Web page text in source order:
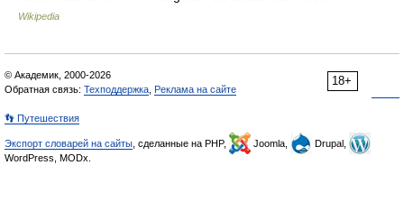
Wikipedia
18+
© Академик, 2000-2026
Обратная связь: Техподдержка Реклама на сайте
👣 Путешествия
Экспорт словарей на сайты , сделанные на PHP, Joomla,
Drupal,
WordPress, MODx.